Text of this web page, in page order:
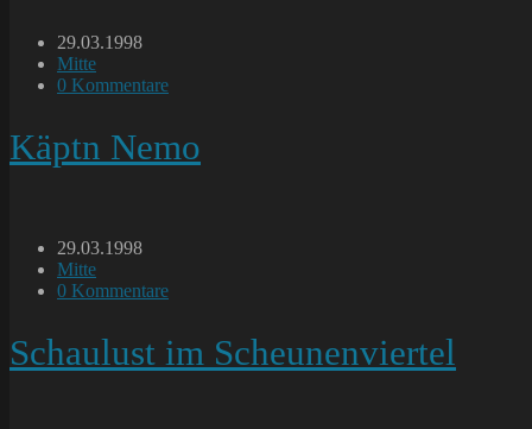
Beitrag
veröffentlicht:
29.03.1998
Beitrags-
Kategorie:
Mitte
Beitrags-
0 Kommentare
Käptn Nemo
Beitrag
veröffentlicht:
29.03.1998
Beitrags-
Kategorie:
Mitte
Beitrags-
0 Kommentare
Schaulust im Scheunenviertel